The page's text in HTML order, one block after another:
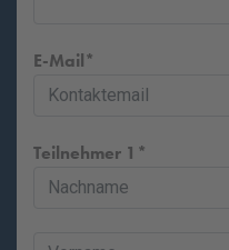
E-Mail
Teilnehmer 1